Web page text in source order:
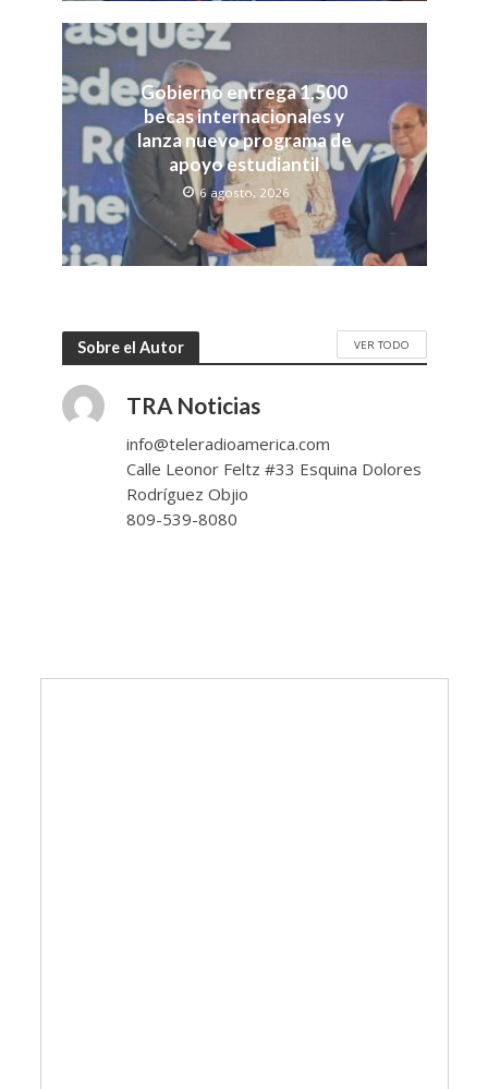
Gobierno entrega 1,500
becas internacionales y
lanza nuevo programa de
apoyo estudiantil
6 agosto, 2026
Sobre el Autor VER TODO
TRA Noticias
info@teleradioamerica.com
Calle Leonor Feltz #33 Esquina Dolores
Rodríguez Objio
809-539-8080